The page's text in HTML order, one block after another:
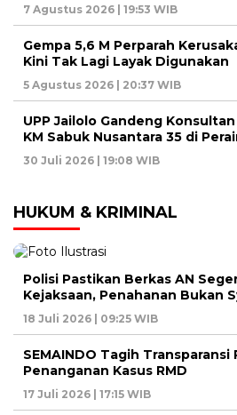
7 Agustus 2026 | 19:53 WIB
Gempa 5,6 M Perparah
Kini Tak Lagi Layak Digunakan
5 Agustus 2026 | 20:37 WIB
UPP Jailolo Gandeng
KM Sabuk Nusantara 35 di
30 Juli 2026 | 19:08 WIB
HUKUM & KRIMINAL
Polisi Pastikan Berkas AN
Kejaksaan, Penahanan Bukan
18 Juli 2026 | 09:25 WIB
SEMAINDO Tagih
Penanganan Kasus RMD
17 Juli 2026 | 17:15 WIB